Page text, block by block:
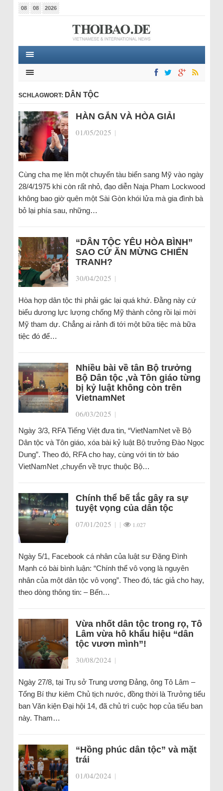
08 08 2026
SCHLAGWORT: DÂN TỘC
HÀN GẮN VÀ HÒA GIẢI
01/05/2025 |
Cùng cha mẹ lên một chuyến tàu biển sang Mỹ vào ngày
28/4/1975 khi còn rất nhỏ, đạo diễn Naja Pham Lockwood
không bao giờ quên một Sài Gòn khói lửa mà gia đình bà
bỏ lại phía sau, những…
“DÂN TỘC YÊU HÒA BÌNH”
SAO CỨ ĂN MỪNG CHIẾN
TRANH?
30/04/2025 |
Hòa hợp dân tộc thì phải gác lại quá khứ. Đằng này cứ
biểu dương lực lượng chống Mỹ thành công rồi lại mời
Mỹ tham dự. Chẳng ai rảnh đi tới một bữa tiệc mà bữa
tiệc đó để…
Nhiều bài về tân Bộ trưởng
Bộ Dân tộc ,và Tôn giáo từng
bị kỷ luật không còn trên
VietnamNet
06/03/2025 |
Ngày 3/3, RFA Tiếng Việt đưa tin, “VietNamNet về Bộ
Dân tộc và Tôn giáo, xóa bài kỷ luật Bộ trưởng Đào Ngọc
Dung”. Theo đó, RFA cho hay, cùng với tin tờ báo
VietNamNet ,chuyển về trực thuộc Bộ…
Chính thể bế tắc gây ra sự
tuyệt vọng của dân tộc
07/01/2025 | | 1.027
Ngày 5/1, Facebook cá nhân của luật sư Đặng Đình
Mạnh có bài bình luận: “Chính thể vô vọng là nguyên
nhân của một dân tộc vô vọng”. Theo đó, tác giả cho hay,
theo dòng thông tin: – Bến…
Vừa nhốt dân tộc trong rọ, Tô
Lâm vừa hô khẩu hiệu “dân
tộc vươn mình”!
30/08/2024 |
Ngày 27/8, tại Trụ sở Trung ương Đảng, ông Tô Lâm –
Tổng Bí thư kiêm Chủ tịch nước, đồng thời là Trưởng tiểu
ban Văn kiện Đại hội 14, đã chủ trì cuộc họp của tiểu ban
này. Tham…
“Hồng phúc dân tộc” và mặt
trái
01/04/2024 |